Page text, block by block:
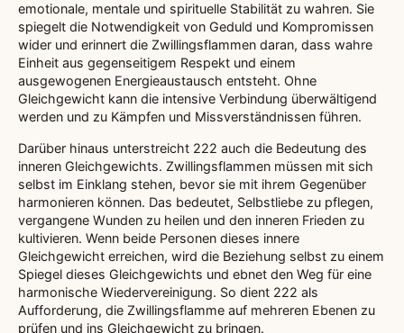
emotionale, mentale und spirituelle Stabilität zu wahren. Sie
spiegelt die Notwendigkeit von Geduld und Kompromissen
wider und erinnert die Zwillingsflammen daran, dass wahre
Einheit aus gegenseitigem Respekt und einem
ausgewogenen Energieaustausch entsteht. Ohne
Gleichgewicht kann die intensive Verbindung überwältigend
werden und zu Kämpfen und Missverständnissen führen.
Darüber hinaus unterstreicht 222 auch die Bedeutung des
inneren Gleichgewichts. Zwillingsflammen müssen mit sich
selbst im Einklang stehen, bevor sie mit ihrem Gegenüber
harmonieren können. Das bedeutet, Selbstliebe zu pflegen,
vergangene Wunden zu heilen und den inneren Frieden zu
kultivieren. Wenn beide Personen dieses innere
Gleichgewicht erreichen, wird die Beziehung selbst zu einem
Spiegel dieses Gleichgewichts und ebnet den Weg für eine
harmonische Wiedervereinigung. So dient 222 als
Aufforderung, die Zwillingsflamme auf mehreren Ebenen zu
prüfen und ins Gleichgewicht zu bringen.